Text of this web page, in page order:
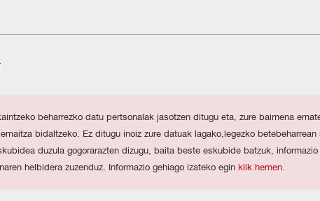
beharrezko datu pertsonalak jasotzen ditugu eta, zure baimena
bidaltzeko. Ez ditugu inoiz zure datuak lagako,legezko
duzula gogorarazten dizugu, baita beste eskubide batzuk,
helbidera zuzenduz. Informazio gehiago izateko egin klik hemen.